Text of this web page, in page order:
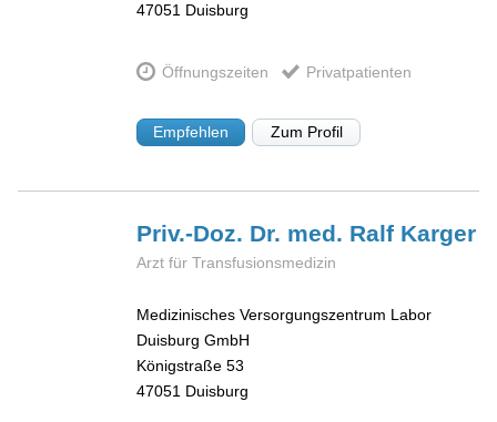
47051 Duisburg
Öffnungszeiten Privatpatienten
Empfehlen Zum Profil
Priv.-Doz. Dr. med. Ralf Karger
Arzt für Transfusionsmedizin
Medizinisches Versorgungszentrum Labor
Duisburg GmbH
Königstraße 53
47051 Duisburg